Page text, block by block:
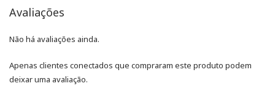
Avaliações
Não há avaliações ainda.
Apenas clientes conectados que compraram este produto podem
deixar uma avaliação.